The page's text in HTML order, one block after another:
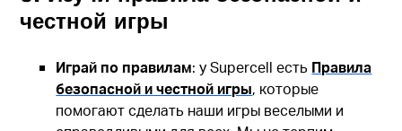
честной игры
Играй по правилам: у Supercell есть Правила
безопасной и честной игры, которые
помогают сделать наши игры веселыми и